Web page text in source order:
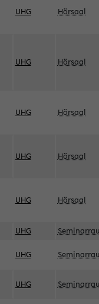
UHG Hörsaal
UHG Hörsaal
UHG Hörsaal
UHG Hörsaal
UHG Hörsaal
UHG
UHG
UHG